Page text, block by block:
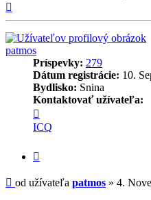
patmos
Príspevky: 279
Dátum registrácie: 10.
Bydlisko: Snina
Kontaktovať užívateľa:
informácie
užívateľa
patmos
ICQ
Príspevok
od užívateľa patmos » 4.